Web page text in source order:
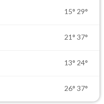
15° 29°
21° 37°
13° 24°
26° 37°